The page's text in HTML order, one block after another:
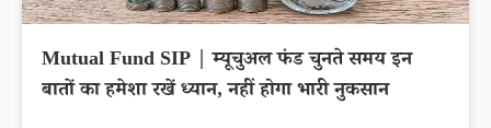
Mutual Fund SIP | म्यूचुअल फंड चुनते समय इन
बातों का हमेशा रखें ध्यान, नहीं होगा भारी नुकसान